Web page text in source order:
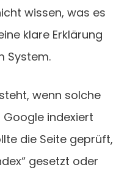
wissen, was es
klare Erklärung
System.
wenn solche
indexiert
die Seite geprüft,
gesetzt oder